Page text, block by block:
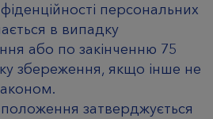
персональних
в випадку
або по закінченню 75
збереження, якщо інше не
затверджується